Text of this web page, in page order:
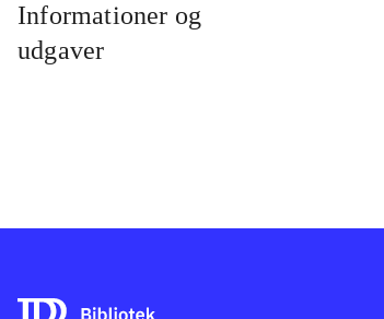
Informationer og
udgaver